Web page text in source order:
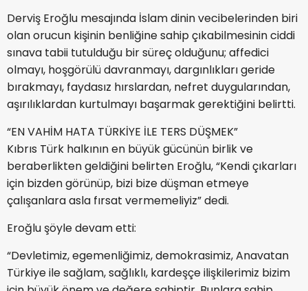
Derviş Eroğlu mesajında İslam dinin vecibelerinden biri
olan orucun kişinin benliğine sahip çıkabilmesinin ciddi
sınava tabii tutulduğu bir süreç olduğunu; affedici
olmayı, hoşgörülü davranmayı, dargınlıkları geride
bırakmayı, faydasız hırslardan, nefret duygularından,
aşırılıklardan kurtulmayı başarmak gerektiğini belirtti.
“EN VAHİM HATA TÜRKİYE İLE TERS DÜŞMEK”
Kıbrıs Türk halkının en büyük gücünün birlik ve
beraberlikten geldiğini belirten Eroğlu, “Kendi çıkarları
için bizden görünüp, bizi bize düşman etmeye
çalışanlara asla fırsat vermemeliyiz” dedi.
Eroğlu şöyle devam etti:
“Devletimiz, egemenliğimiz, demokrasimiz, Anavatan
Türkiye ile sağlam, sağlıklı, kardeşçe ilişkilerimiz bizim